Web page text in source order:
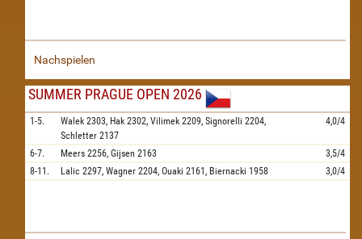
Nachspielen
SUMMER PRAGUE OPEN 2026
1-5. Walek 2303, Hak 2302, Vilimek 2209, Signorelli 2204,
Schletter 2137
4,0/4
6-7. Meers 2256, Gijsen 2163
3,5/4
8-11.
Lalic 2297, Wagner 2204, Ouaki 2161, Biernacki 1958 3,0/4